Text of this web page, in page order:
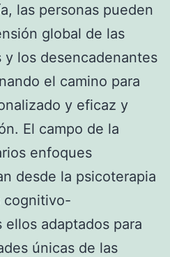
las personas pueden
global de las
y los desencadenantes
el camino para
y eficaz y
El campo de la
enfoques
desde la psicoterapia
cognitivo-
adaptados para
únicas de las